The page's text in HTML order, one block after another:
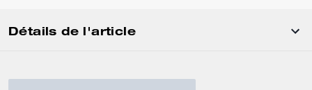
Détails de l'article